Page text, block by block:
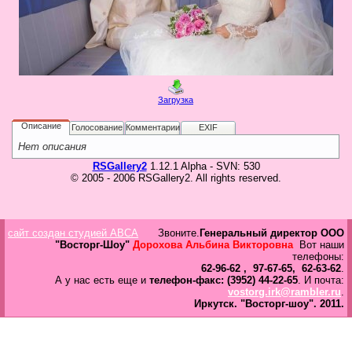
Гостевая
Пользователь
Пароль
Запомнить
Загрузка
Описание Голосование Комментарии EXIF
Нет описания
RSGallery21.12.1 Alpha - SVN: 530
© 2005 - 2006 RSGallery2. All rights reserved.
сайт создан студией ABCA Звоните. Генеральный директор ООО
"Восторг-Шоу" Дорохова Альбина ВикторовнаВот наши
телефоны:
62-96-62 , 97-67-65, 62-63-62.
А у нас есть еще и телефон-факс: (3952) 44-22-65. И почта:
vostorg.irk@rambler.ru.
Иркутск. "Восторг-шоу". 2011.